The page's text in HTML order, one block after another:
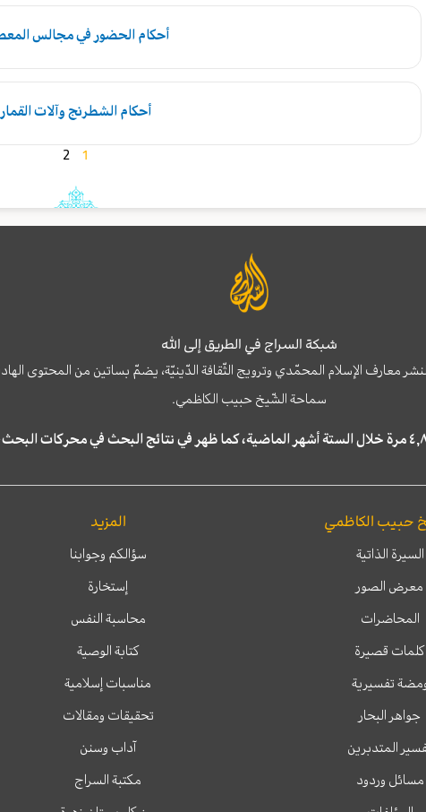
أحكام الحضور في مجالس
أحكام الشطرنج وآلات القمار
1
2
شبكة السراج في الطريق إلى الله
معارف الإسلام المحمّدي وترويج الثّقافة الدّينيّة، يضمّ بساتين من المحتوى
سماحة الشّيخ حبيب الكاظمي.
حبيب الكاظمي
السيرة الذاتية
معرض الصور
المحاضرات
كلمات قصيرة
تفسيرية
جواهر البحار
المتدبرين
مسائل وردود
المزيد
سؤالكم وجوابنا
إستخارة
محاسبة النفس
كتابة الوصية
مناسبات إسلامية
تحقيقات ومقالات
آداب وسنن
مكتبة السراج